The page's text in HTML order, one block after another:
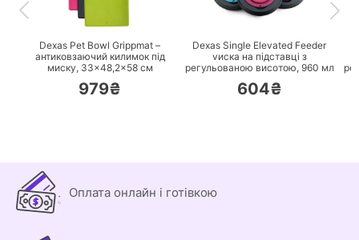
ПЕРЕЙТИ
Dexas Pet Bowl Grippmat –
антиковзаючий килимок під
миску, 33×48,2×58 см
979₴
ПЕРЕЙТИ
Dexas Single Elevated Feeder
vиска на підставці з
регульованою висотою, 960 мл
604₴
Оплата онлайн і готівкою